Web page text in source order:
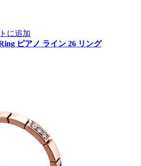
に追加
ピアノ ライン 26 リング